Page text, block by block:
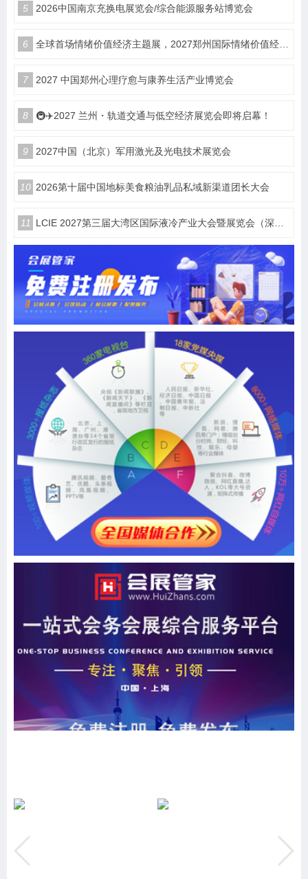
5 2026中国南京充换电展览会/综合能源服务站博览会
6 全球首场情绪价值经济主题展，2027郑州国际情绪价值经济博览会
7 2027 中国郑州心理疗愈与康养生活产业博览会
8 🚇✈️2027 兰州・轨道交通与低空经济展览会即将启幕！
9 2027中国（北京）军用激光及光电技术展览会
10 2026第十届中国地标美食粮油乳品私域新渠道团长大会
11 LCIE 2027第三届大湾区国际液冷产业大会暨展览会（深圳）